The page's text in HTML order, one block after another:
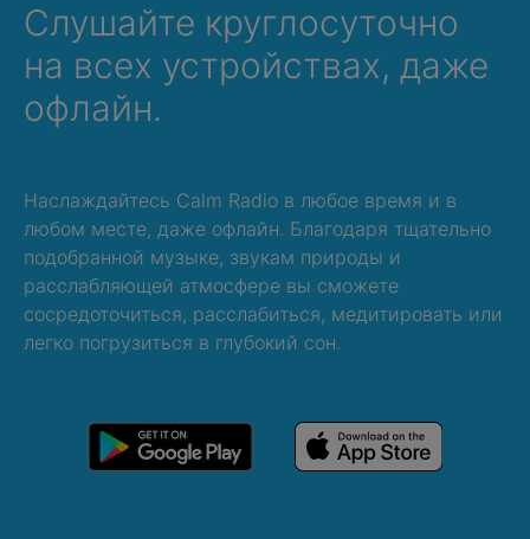
Слушайте круглосуточно
на всех устройствах, даже
офлайн.
Наслаждайтесь Calm Radio в любое время и в
любом месте, даже офлайн. Благодаря тщательно
подобранной музыке, звукам природы и
расслабляющей атмосфере вы сможете
сосредоточиться, расслабиться, медитировать или
легко погрузиться в глубокий сон.